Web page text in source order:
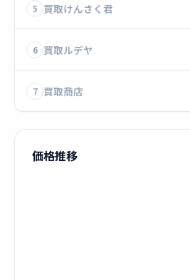
5 買取けんさく君
6 買取ルデヤ
7 買取商店
価格推移